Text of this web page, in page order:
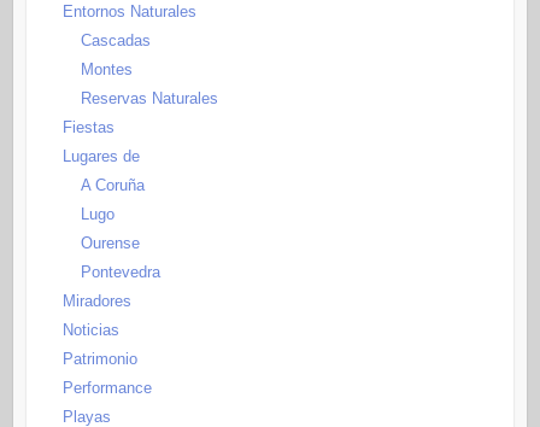
Entornos Naturales
Cascadas
Montes
Reservas Naturales
Fiestas
Lugares de
A Coruña
Lugo
Ourense
Pontevedra
Miradores
Noticias
Patrimonio
Performance
Playas